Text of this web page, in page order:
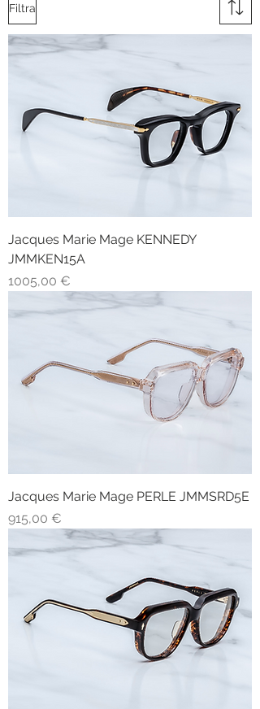
Filtra
Jacques Marie Mage KENNEDY
JMMKEN15A
Prezzo
1005,00 €
Jacques Marie Mage PERLE JMMSRD5E
Prezzo
915,00 €